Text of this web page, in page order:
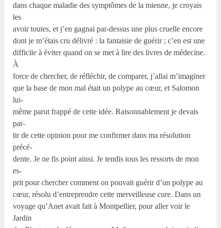
dans chaque maladie des symptômes de la mienne, je croyais
les
avoir toutes, et j’en gagnai par-dessus une plus cruelle encore
dont je m’étais cru délivré : la fantaisie de guérir ; c’en est une
difficile à éviter quand on se met à lire des livres de médecine.
À
force de chercher, de réfléchir, de comparer, j’allai m’imaginer
que la base de mon mal était un polype au cœur, et Salomon
lui-
même parut frappé de cette idée. Raisonnablement je devais
par-
tir de cette opinion pour me confirmer dans ma résolution
précé-
dente. Je ne fis point ainsi. Je tendis tous les ressorts de mon
es-
prit pour chercher comment on pouvait guérir d’un polype au
cœur, résolu d’entreprendre cette merveilleuse cure. Dans un
voyage qu’Anet avait fait à Montpellier, pour aller voir le
Jardin